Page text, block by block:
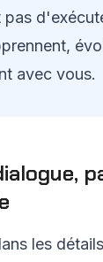
avec vous.
les